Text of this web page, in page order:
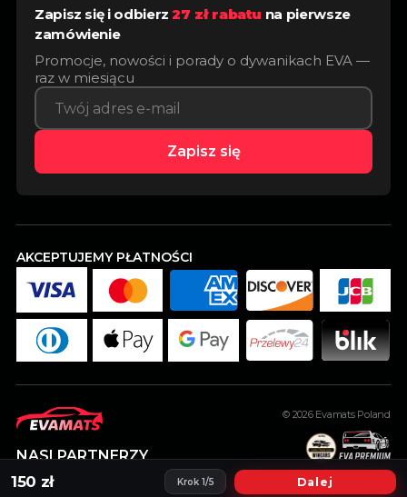
Zapisz się i odbierz27 zł rabatu na pierwsze
zamówienie
Promocje, nowości i porady o dywanikach EVA —
raz w miesiącu
Zapisz się
AKCEPTUJEMY PŁATNOŚCI
© 2026 Evamats Poland
NASI PARTNERZY
150 zł Krok 1/5 Dalej